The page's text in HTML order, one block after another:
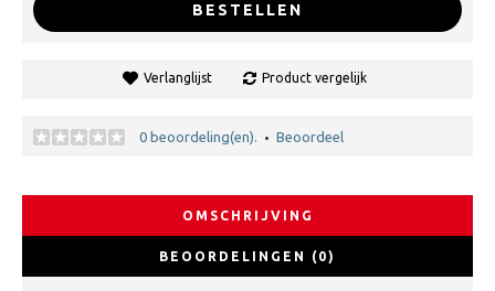
BESTELLEN
Verlanglijst Product vergelijk
0 beoordeling(en). • Beoordeel
OMSCHRIJVING
BEOORDELINGEN (0)